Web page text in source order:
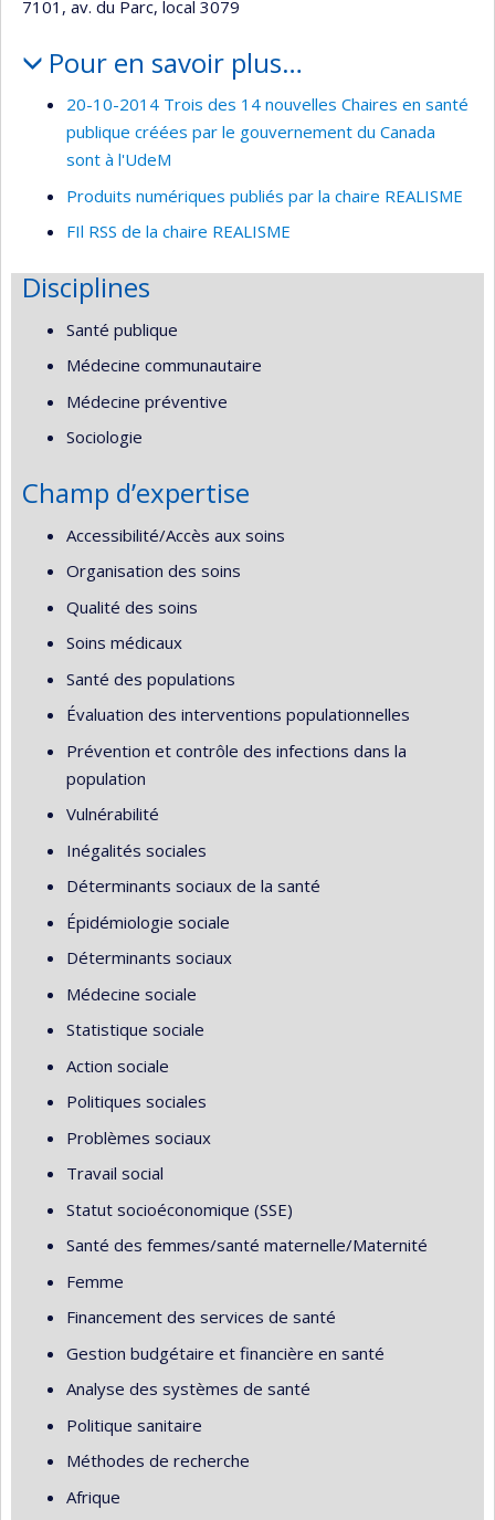
7101, av. du Parc, local 3079
Pour en savoir plus…
20-10-2014 Trois des 14 nouvelles Chaires en santé
publique créées par le gouvernement du Canada
sont à l'UdeM
Produits numériques publiés par la chaire REALISME
FIl RSS de la chaire REALISME
Disciplines
Santé publique
Médecine communautaire
Médecine préventive
Sociologie
Champ d’expertise
Accessibilité/Accès aux soins
Organisation des soins
Qualité des soins
Soins médicaux
Santé des populations
Évaluation des interventions populationnelles
Prévention et contrôle des infections dans la
population
Vulnérabilité
Inégalités sociales
Déterminants sociaux de la santé
Épidémiologie sociale
Déterminants sociaux
Médecine sociale
Statistique sociale
Action sociale
Politiques sociales
Problèmes sociaux
Travail social
Statut socioéconomique (SSE)
Santé des femmes/santé maternelle/Maternité
Femme
Financement des services de santé
Gestion budgétaire et financière en santé
Analyse des systèmes de santé
Politique sanitaire
Méthodes de recherche
Afrique